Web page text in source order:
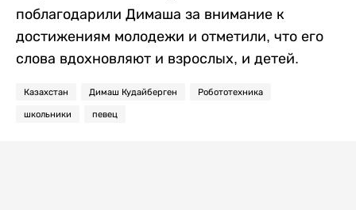
поблагодарили Димаша за внимание к
достижениям молодежи и отметили, что его
слова вдохновляют и взрослых, и детей.
Казахстан Димаш Кудайберген Робототехника
школьники певец